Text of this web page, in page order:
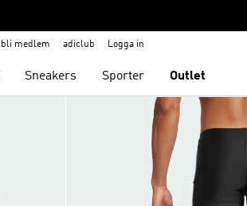
bli medlem adiclub Logga in
Sneakers Sporter Outlet